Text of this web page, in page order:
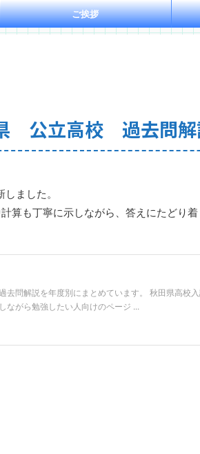
ご挨拶
公立高校 過去問
ました。
算も丁寧に示しながら、答えにたどり
去問解説を年度別にまとめています。 秋田県高校
ながら勉強したい人向けのページ ...